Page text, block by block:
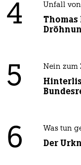
4 Unfall
5 Nein zum
6 Was tun
Der